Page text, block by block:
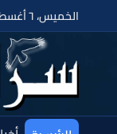
الخميس، ٦ أغسطس ٢٠٢٦